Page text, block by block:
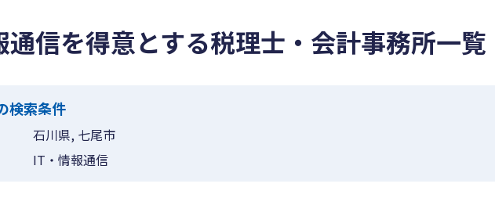
信を得意とする税理士・会計事務所一覧
検索条件
石川県, 七尾市
IT・情報通信